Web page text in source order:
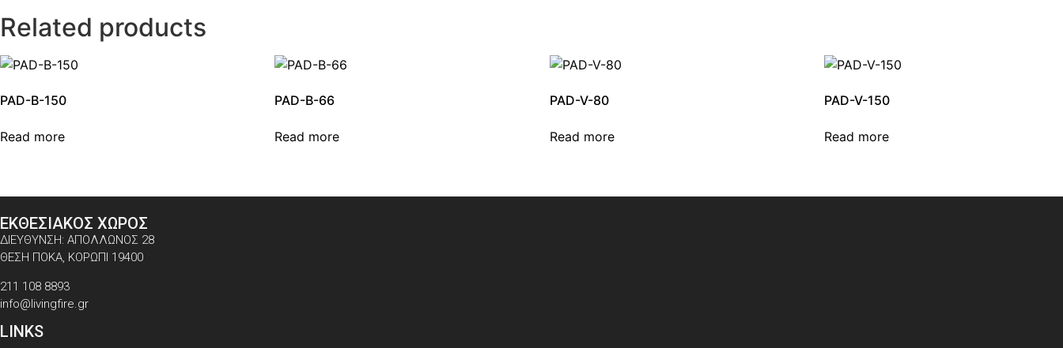
Related products
PAD-B-150
Read more
PAD-B-66
Read more
PAD-V-80
Read more
PAD-V-150
Read more
ΕΚΘΕΣΙΑΚΟΣ ΧΩΡΟΣ
ΔΙΕΥΘΥΝΣΗ: ΑΠΟΛΛΩΝΟΣ 28
ΘΕΣΗ ΠΟΚΑ, ΚΟΡΩΠΙ 19400
211 108 8893
info@livingfire.gr
LINKS